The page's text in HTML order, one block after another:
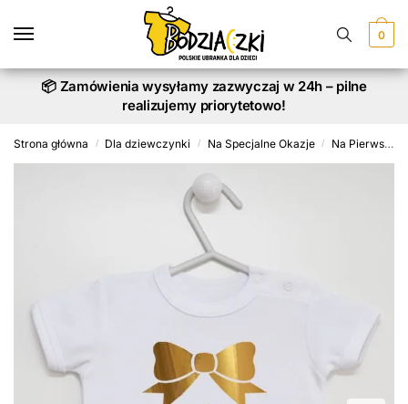
0
📦 Zamówienia wysyłamy zazwyczaj w 24h – pilne
realizujemy priorytetowo!
Strona główna / Dla dziewczynki / Na Specjalne Okazje / Na Pierwsze Urodziny